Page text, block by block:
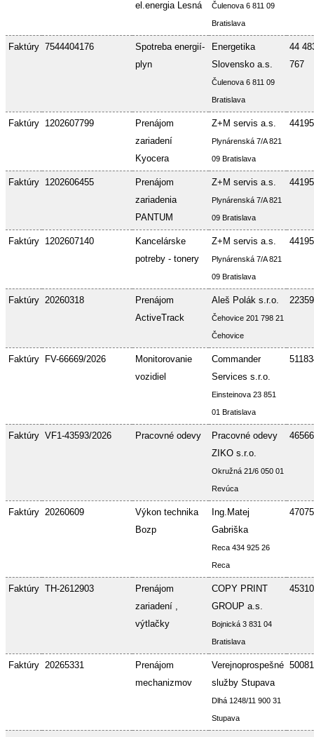
el.energia Lesná
Čulenova 6 811 09
Bratislava
Faktúry 7544404176
Spotreba energií-
plyn
Energetika
Slovensko a.s.
Čulenova 6 811 09
Bratislava
44
767
Faktúry 1202607799
Prenájom
zariadení
Kyocera
Z+M servis a.s.
Plynárenská 7/A 821
09 Bratislava
Faktúry 1202606455
Prenájom
zariadenia
PANTUM
Z+M servis a.s.
Plynárenská 7/A 821
09 Bratislava
Faktúry 1202607140
Kancelárske
potreby - tonery
Z+M servis a.s.
Plynárenská 7/A 821
09 Bratislava
Faktúry 20260318
Prenájom
ActiveTrack
Aleš Polák s.r.o.
Čehovice 201 798 21
Čehovice
Faktúry FV-66669/2026
Monitorovanie
vozidiel
Commander
Services s.r.o.
Einsteinova 23 851
01 Bratislava
Faktúry VF1-43593/2026 Pracovné odevy
Pracovné odevy
ZIKO s.r.o.
Okružná 21/6 050 01
Revúca
Faktúry 20260609
Výkon technika
Bozp
Ing.Matej
Gabriška
Reca 434 925 26
Reca
Faktúry TH-2612903
Prenájom
zariadení ,
výtlačky
COPY PRINT
GROUP a.s.
Bojnická 3 831 04
Bratislava
Faktúry 20265331
Prenájom
mechanizmov
Verejnoprospešné
služby Stupava
Dlhá 1248/11 900 31
Stupava